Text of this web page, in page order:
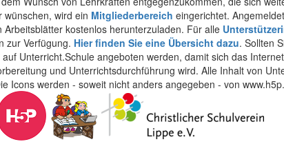
wünschen, wird ein Mitgliederbereich eingerichtet.
Arbeitsblätter kostenlos herunterzuladen. Für alle
zur Verfügung. Hier finden Sie eine Übersicht dazu. Sollten
Unterricht.Schule angeboten werden, damit sich das
und Unterrichtsdurchführung wird. Alle Inhalt von
Icons werden - soweit nicht anders angegeben - von